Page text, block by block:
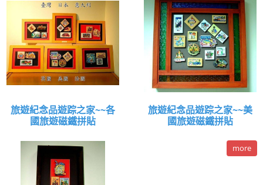
旅遊紀念品遊踪之家~~各
國旅遊磁鐵拼貼
旅遊紀念品遊踪之家~~美
國旅遊磁鐵拼貼
more